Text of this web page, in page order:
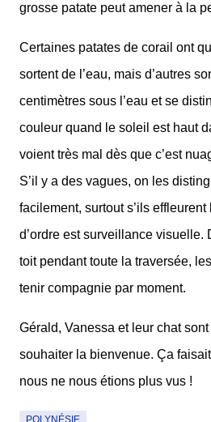
grosse patate peut amener à la
Certaines patates de corail ont
sortent de l’eau, mais d’autres
centimètres sous l’eau et se
couleur quand le soleil est haut
voient très mal dès que c’est
S’il y a des vagues, on les
facilement, surtout s’ils
d’ordre est surveillance visuelle.
toit pendant toute la traversée,
tenir compagnie par moment.
Gérald, Vanessa et leur chat
souhaiter la bienvenue. Ça
nous ne nous étions plus vus !
POLYNÉSIE